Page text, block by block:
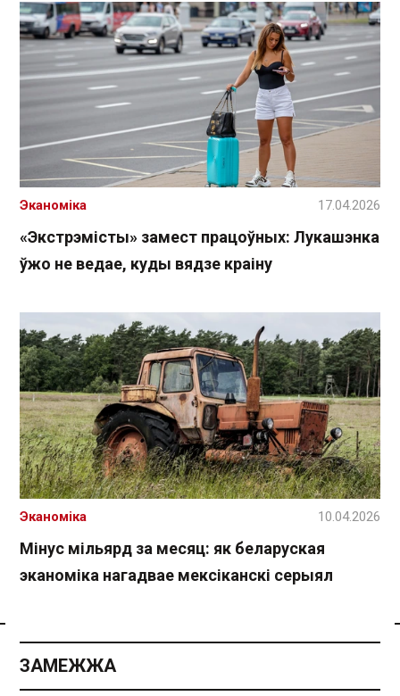
Спасылка без VPN
«Экстрэмісты» замест працоўных: Лукашэнка
ўжо не ведае, куды вядзе краіну
Эканоміка 17.04.2026
Мінус мільярд за месяц: як беларуская
эканоміка нагадвае мексіканскі серыял
Эканоміка 10.04.2026
ЗАМЕЖЖА